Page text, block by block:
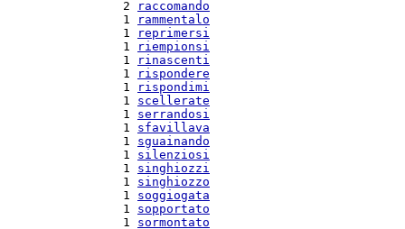
  2
raccomando
  1
rammentalo
  1
reprimersi
  1
riempionsi
  1
rinascenti
  1
rispondere
  1
rispondimi
  1
scellerate
  1
serrandosi
  1
sfavillava
  1
sguainando
  1
silenziosi
  1
singhiozzi
  1
singhiozzo
  1
soggiogata
  1
sopportato
  1
sormontato